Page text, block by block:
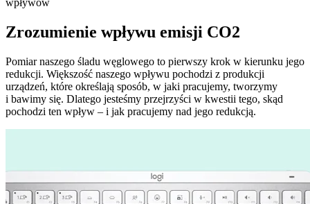
Zrozumienie wpływu emisji CO2
Pomiar naszego śladu węglowego to pierwszy krok w kierunku jego
redukcji. Większość naszego wpływu pochodzi z produkcji
urządzeń, które określają sposób, w jaki pracujemy, tworzymy
i bawimy się. Dlatego jesteśmy przejrzyści w kwestii tego, skąd
pochodzi ten wpływ – i jak pracujemy nad jego redukcją.